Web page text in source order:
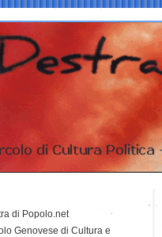
di Popolo.net
Genovese di Cultura e